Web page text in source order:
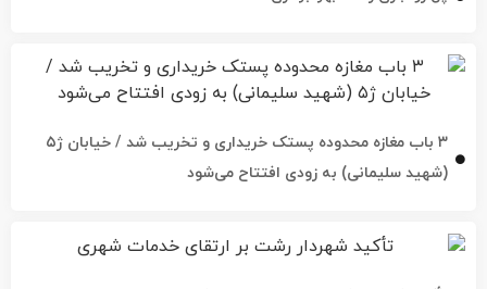
تأکید شهردار رشت بر ارتقای خدمات شهری